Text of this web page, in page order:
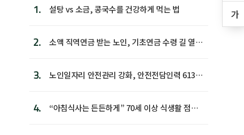
가
1. 설탕 vs 소금, 콩국수를 건강하게 먹는 법
2.
소액 직역연금 받는 노인, 기초연금 수령 길 열린
3.
노인일자리 안전관리 강화, 안전전담인력 613명
4.
“아침식사는 든든하게” 70세 이상 식생활 점수